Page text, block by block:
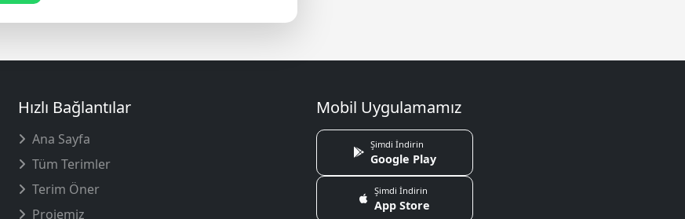
Hızlı Bağlantılar
Ana Sayfa
Tüm Terimler
Terim Öner
Projemiz
Mobil Uygulamamız
Şimdi İndirin
Google Play
Şimdi İndirin
App Store